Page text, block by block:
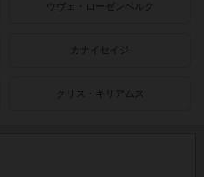
ウヴェ・ローゼンベルク
カナイセイジ
クリス・キリアムス